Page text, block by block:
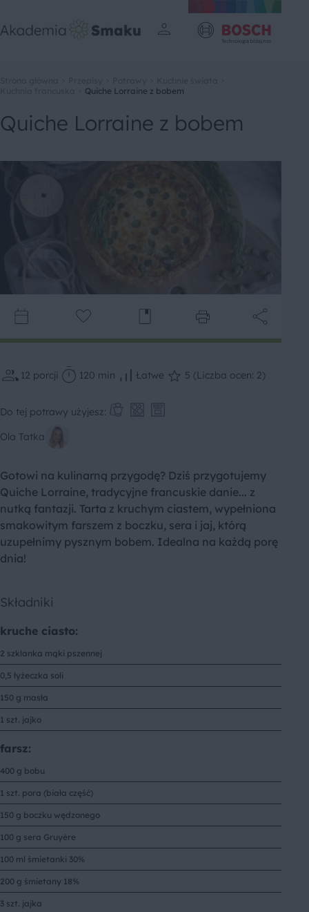
Quiche Lorraine z bobem
Quiche Lorraine z bobem
12 porcji 120 min Łatwe 5 (Liczba ocen: 2)
Do tej potrawy użyjesz:
Ola Tatka
Gotowi na kulinarną przygodę? Dziś przygotujemy
Quiche Lorraine, tradycyjne francuskie danie... z
nutką fantazji. Tarta z kruchym ciastem, wypełniona
smakowitym farszem z boczku, sera i jaj, którą
uzupełnimy pysznym bobem. Idealna na każdą porę
dnia!
Składniki
kruche ciasto:
2 szklanka mąki pszennej
0,5 łyżeczka soli
150 g masła
1 szt. jajko
farsz:
400 g bobu
1 szt. pora (biała część)
150 g boczku wędzonego
100 g sera Gruyère
100 ml śmietanki 30%
200 g śmietany 18%
3 szt. jajka